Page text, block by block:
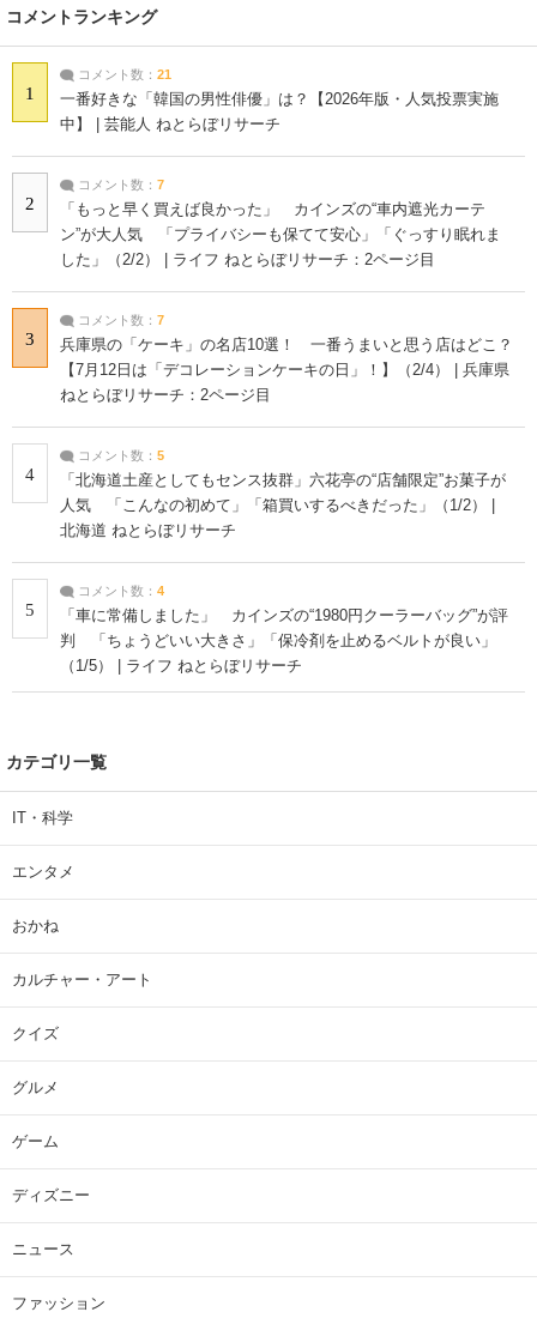
コメントランキング
1
コメント数： 21
一番好きな「韓国の男性俳優」は？【2026年版・人気投票実施
中】 | 芸能人 ねとらぼリサーチ
2
コメント数： 7
「もっと早く買えば良かった」 カインズの“車内遮光カーテ
ン”が大人気 「プライバシーも保てて安心」「ぐっすり眠れま
した」（2/2） | ライフ ねとらぼリサーチ：2ページ目
3
コメント数： 7
兵庫県の「ケーキ」の名店10選！ 一番うまいと思う店はどこ？
【7月12日は「デコレーションケーキの日」！】（2/4） | 兵庫県
ねとらぼリサーチ：2ページ目
4
コメント数： 5
「北海道土産としてもセンス抜群」六花亭の“店舗限定”お菓子が
人気 「こんなの初めて」「箱買いするべきだった」（1/2） |
北海道 ねとらぼリサーチ
5
コメント数： 4
「車に常備しました」 カインズの“1980円クーラーバッグ”が評
判 「ちょうどいい大きさ」「保冷剤を止めるベルトが良い」
（1/5） | ライフ ねとらぼリサーチ
カテゴリ一覧
IT・科学
エンタメ
おかね
カルチャー・アート
クイズ
グルメ
ゲーム
ディズニー
ニュース
ファッション